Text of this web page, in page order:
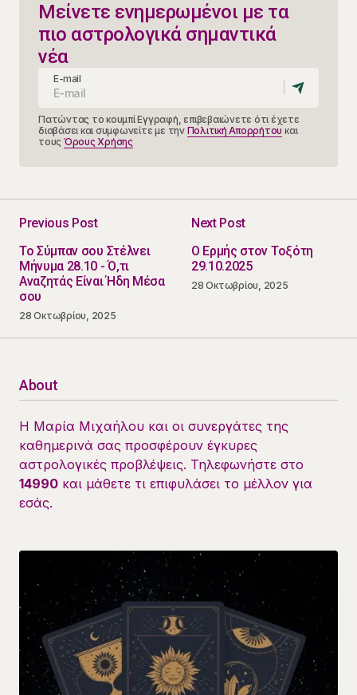
Μείνετε ενημερωμένοι με τα
πιο αστρολογικά σημαντικά
νέα
E-mail
Πατώντας το κουμπί Εγγραφή, επιβεβαιώνετε ότι έχετε
διαβάσει και συμφωνείτε με την Πολιτική Απορρήτου και
τους Όρους Χρήσης
Previous Post
Το Σύμπαν σου Στέλνει
Μήνυμα 28.10 - Ό,τι
Αναζητάς Είναι Ήδη Μέσα
σου
28 Οκτωβρίου, 2025
Next Post
Ο Ερμής στον Τοξότη
29.10.2025
28 Οκτωβρίου, 2025
About
Η Μαρία Μιχαήλου και οι συνεργάτες της
καθημερινά σας προσφέρουν έγκυρες
αστρολογικές προβλέψεις. Τηλεφωνήστε στο
14990 και μάθετε τι επιφυλάσει το μέλλον για
εσάς.